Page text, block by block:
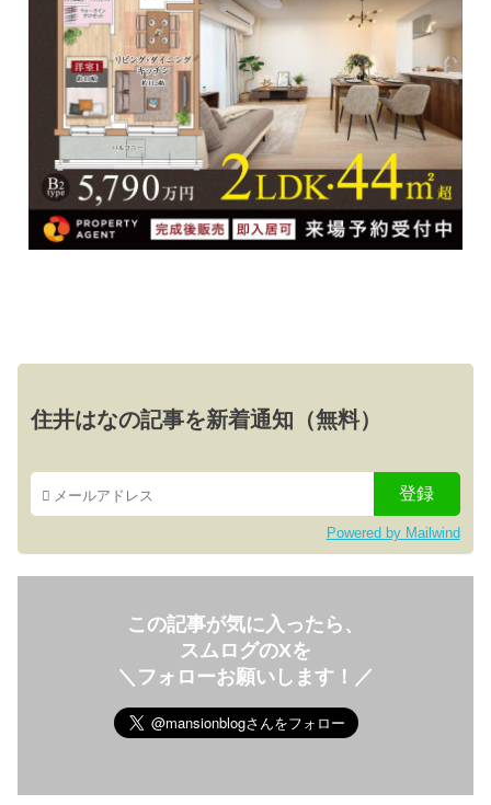
住井はなの記事を新着通知（無料）
Powered by Mailwind
この記事が気に入ったら、
スムログのXを
＼フォローお願いします！／